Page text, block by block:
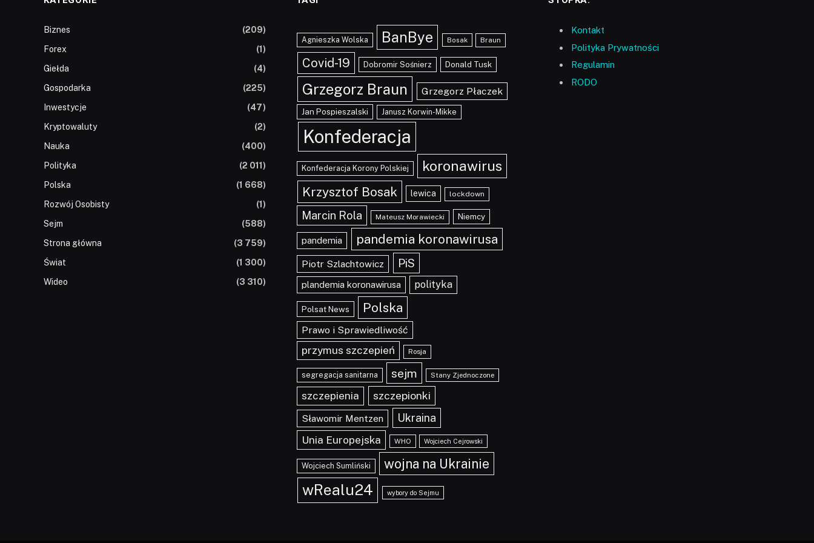
Biznes
(209)
Forex
(1)
Giełda
(4)
Gospodarka
(225)
Inwestycje
(47)
Kryptowaluty
(2)
Nauka
(400)
Polityka
(2 011)
Polska
(1 668)
Rozwój Osobisty
(1)
Sejm
(588)
Strona główna
(3 759)
Świat
(1 300)
Wideo
(3 310)
Agnieszka Wolska BanBye Bosak Braun
Covid-19 Dobromir Sośnierz Donald Tusk
Grzegorz Braun Grzegorz Płaczek
Jan Pospieszalski Janusz Korwin-Mikke
Konfederacja
Konfederacja Korony Polskiej koronawirus
Krzysztof Bosak lewica lockdown
Marcin Rola Mateusz Morawiecki Niemcy
pandemia pandemia koronawirusa
Piotr Szlachtowicz PiS
plandemia koronawirusa polityka
Polsat News Polska
Prawo i Sprawiedliwość
przymus szczepień Rosja
segregacja sanitarna sejm Stany Zjednoczone
szczepienia szczepionki
Sławomir Mentzen
Ukraina
Unia Europejska
WHO Wojciech Cejrowski
Wojciech Sumliński wojna na Ukrainie
wRealu24 wybory do Sejmu
Kontakt
Polityka Prywatności
Regulamin
RODO